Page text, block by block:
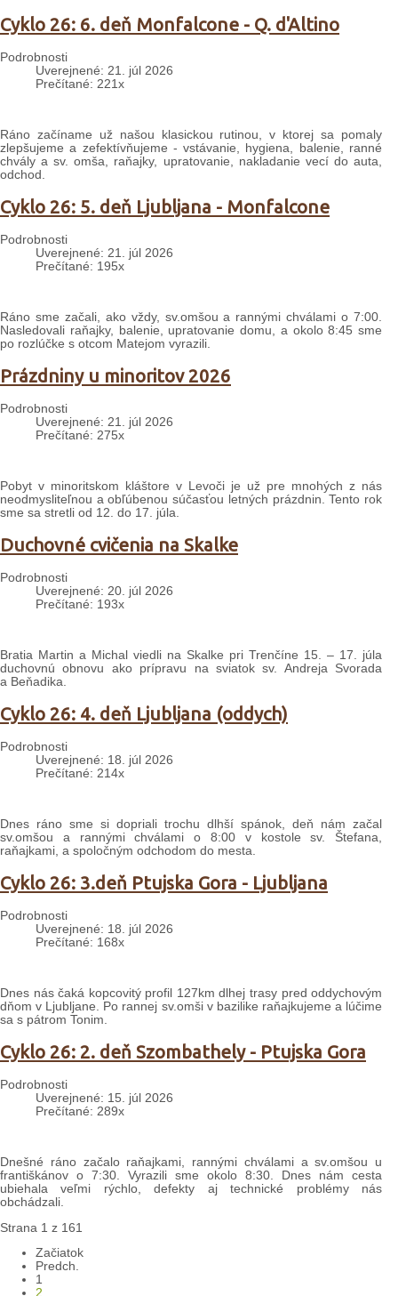
Cyklo 26: 6. deň Monfalcone - Q. d'Altino
Podrobnosti
Uverejnené: 21. júl 2026
Prečítané: 221x
Ráno začíname už našou klasickou rutinou, v ktorej sa pomaly
zlepšujeme a zefektívňujeme - vstávanie, hygiena, balenie, ranné
chvály a sv. omša, raňajky, upratovanie, nakladanie vecí do auta,
odchod.
Cyklo 26: 5. deň Ljubljana - Monfalcone
Podrobnosti
Uverejnené: 21. júl 2026
Prečítané: 195x
Ráno sme začali, ako vždy, sv.omšou a rannými chválami o 7:00.
Nasledovali raňajky, balenie, upratovanie domu, a okolo 8:45 sme
po rozlúčke s otcom Matejom vyrazili.
Prázdniny u minoritov 2026
Podrobnosti
Uverejnené: 21. júl 2026
Prečítané: 275x
Pobyt v minoritskom kláštore v Levoči je už pre mnohých z nás
neodmysliteľnou a obľúbenou súčasťou letných prázdnin. Tento rok
sme sa stretli od 12. do 17. júla.
Duchovné cvičenia na Skalke
Podrobnosti
Uverejnené: 20. júl 2026
Prečítané: 193x
Bratia Martin a Michal viedli na Skalke pri Trenčíne 15. – 17. júla
duchovnú obnovu ako prípravu na sviatok sv. Andreja Svorada
a Beňadika.
Cyklo 26: 4. deň Ljubljana (oddych)
Podrobnosti
Uverejnené: 18. júl 2026
Prečítané: 214x
Dnes ráno sme si dopriali trochu dlhší spánok, deň nám začal
sv.omšou a rannými chválami o 8:00 v kostole sv. Štefana,
raňajkami, a spoločným odchodom do mesta.
Cyklo 26: 3.deň Ptujska Gora - Ljubljana
Podrobnosti
Uverejnené: 18. júl 2026
Prečítané: 168x
Dnes nás čaká kopcovitý profil 127km dlhej trasy pred oddychovým
dňom v Ljubljane. Po rannej sv.omši v bazilike raňajkujeme a lúčime
sa s pátrom Tonim.
Cyklo 26: 2. deň Szombathely - Ptujska Gora
Podrobnosti
Uverejnené: 15. júl 2026
Prečítané: 289x
Dnešné ráno začalo raňajkami, rannými chválami a sv.omšou u
františkánov o 7:30. Vyrazili sme okolo 8:30. Dnes nám cesta
ubiehala veľmi rýchlo, defekty aj technické problémy nás
obchádzali.
Strana 1 z 161
Začiatok
Predch.
1
2